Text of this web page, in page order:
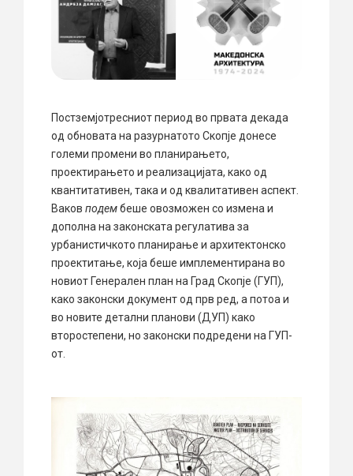
Постземјотресниот период во првата декада
од обновата на разурнатото Скопје донесе
големи промени во планирањето,
проектирањето и реализацијата, како од
квантитативен, така и од квалитативен аспект.
Ваков подембеше овозможен со измена и
дополна на законската регулатива за
урбанистичкото планирање и архитектонско
проектитање, која беше имплементирана во
новиот Генерален план на Град Скопје (ГУП),
како законски документ од прв ред, а потоа и
во новите детални планови (ДУП) како
второстепени, но законски подредени на ГУП-
от.